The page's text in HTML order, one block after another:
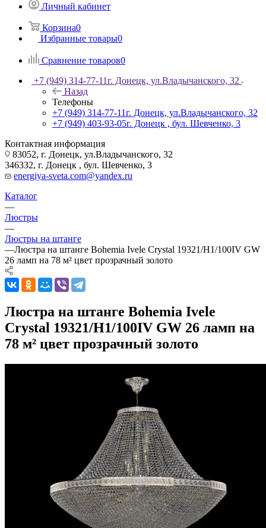
Личный кабинет
Корзина0
Избранные товары0
Сравнение товаров0
+7 (949) 314-77-11г. Донецк, ул.Владычанского, 32
Назад
Телефоны
+7 (949) 314-77-11г. Донецк, ул.Владычанского, 32
+7 (949) 403-93-05г. Донецк , бул. Шевченко, 3
Контактная информация
83052, г. Донецк, ул.Владычанского, 32
346332, г. Донецк , бул. Шевченко, 3
energiya-sveta.com@yandex.ru
Каталог
—
Люстры
—
Люстры на штанге
—Люстра на штанге Bohemia Ivele Crystal 19321/H1/100IV GW
26 ламп на 78 м² цвет прозрачный золото
Люстра на штанге Bohemia Ivele
Crystal 19321/H1/100IV GW 26 ламп на
78 м² цвет прозрачный золото